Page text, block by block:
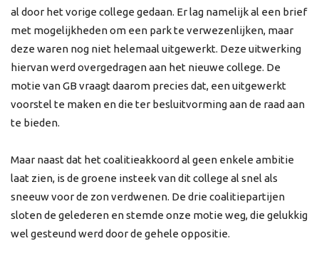
al door het vorige college gedaan. Er lag namelijk al een brief
met mogelijkheden om een park te verwezenlijken, maar
deze waren nog niet helemaal uitgewerkt. Deze uitwerking
hiervan werd overgedragen aan het nieuwe college. De
motie van GB vraagt daarom precies dat, een uitgewerkt
voorstel te maken en die ter besluitvorming aan de raad aan
te bieden.
Maar naast dat het coalitieakkoord al geen enkele ambitie
laat zien, is de groene insteek van dit college al snel als
sneeuw voor de zon verdwenen. De drie coalitiepartijen
sloten de gelederen en stemde onze motie weg, die gelukkig
wel gesteund werd door de gehele oppositie.